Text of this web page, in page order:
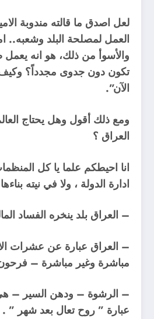
لعل اصدق ما قالته مندوبة
العمل لمصلحة البلد
والأسوأ من ذلك، هو انه
تكون دون جدوى مجدداً؟ وكيف
الآن”.
ومع ذلك أقول وهل يحتاج
العراق ؟
انا احيطكم علما يا كل
ادارة الدولة ، ولا في نيته
– العراق بلد ينخره الفساد
– العراق عبارة عن عشرات
مباشرة وغير مباشرة –
– الرشوة – ودهن السير –
عبارة ” روح تعال بعد شهر ” .